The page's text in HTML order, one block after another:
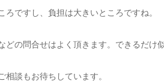
ですし、負担は大きいところですね。
どの問合せはよく頂きます。できるだけ
談もお待ちしています。